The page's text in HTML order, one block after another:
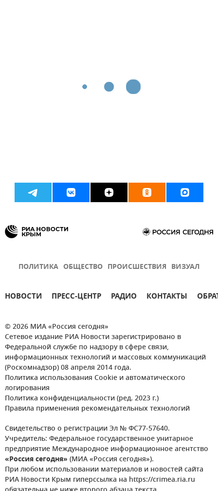
ПОЛИТИКА ОБЩЕСТВО ПРОИСШЕСТВИЯ ВИЗУАЛ
НОВОСТИ ПРЕСС-ЦЕНТР РАДИО КОНТАКТЫ
© 2026 МИА «Россия сегодня»
Сетевое издание РИА Новости зарегистрировано в
Федеральной службе по надзору в сфере связи,
информационных технологий и массовых коммуникаций
(Роскомнадзор) 08 апреля 2014 года.
Политика использования Cookie и автоматического
логирования
Политика конфиденциальности (ред. 2023 г.)
Правила применения рекомендательных технологий
Свидетельство о регистрации Эл № ФС77-57640.
Учредитель: Федеральное государственное унитарное
предприятие Международное информационное агентство
«Россия сегодня» (МИА «Россия сегодня»).
При любом использовании материалов и новостей сайта
РИА Новости Крым гиперссылка на https://crimea.ria.ru